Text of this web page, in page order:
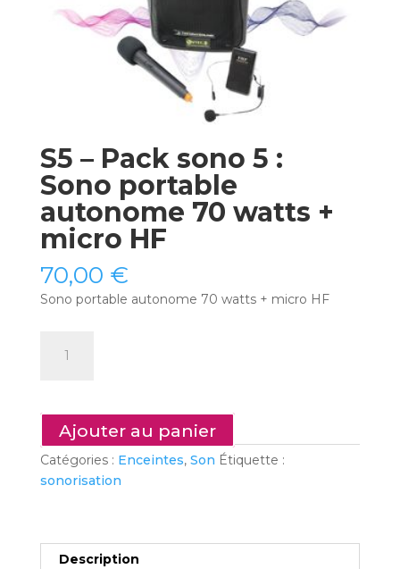
S5 – Pack sono 5 :
Sono portable
autonome 70 watts +
micro HF
70,00 €
Sono portable autonome 70 watts + micro HF
Pack
sono
5
:
autonome
Ajouter au panier
Catégories : Enceintes, Son Étiquette :
sonorisation
Description